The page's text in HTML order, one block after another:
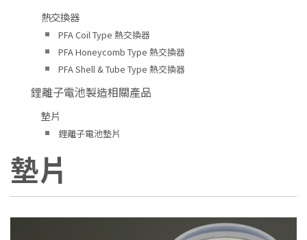
熱交換器
PFA Coil Type 熱交換器
PFA Honeycomb Type 熱交換器
PFA Shell & Tube Type 熱交換器
鋰離子電池製造相關產品
墊片
鋰離子電池墊片
墊片